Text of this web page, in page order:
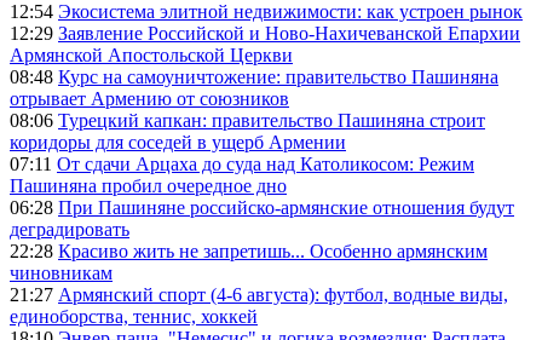
12:54 Экосистема элитной недвижимости: как устроен рынок
12:29 Заявление Российской и Ново-Нахичеванской Епархии
Армянской Апостольской Церкви
08:48 Курс на самоуничтожение: правительство Пашиняна
отрывает Армению от союзников
08:06 Турецкий капкан: правительство Пашиняна строит
коридоры для соседей в ущерб Армении
07:11 От сдачи Арцаха до суда над Католикосом: Режим
Пашиняна пробил очередное дно
06:28 При Пашиняне российско-армянские отношения будут
деградировать
22:28 Красиво жить не запретишь... Особенно армянским
чиновникам
21:27 Армянский спорт (4-6 августа): футбол, водные виды,
единоборства, теннис, хоккей